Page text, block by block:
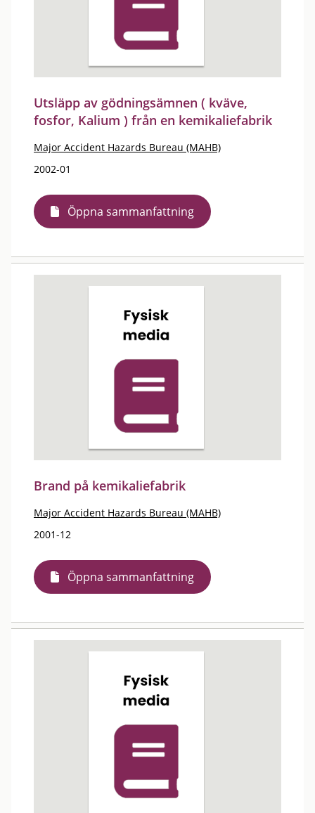
Utsläpp av gödningsämnen ( kväve,
fosfor, Kalium ) från en kemikaliefabrik
Major Accident Hazards Bureau (MAHB)
2002-01
Öppna sammanfattning
Brand på kemikaliefabrik
Major Accident Hazards Bureau (MAHB)
2001-12
Öppna sammanfattning